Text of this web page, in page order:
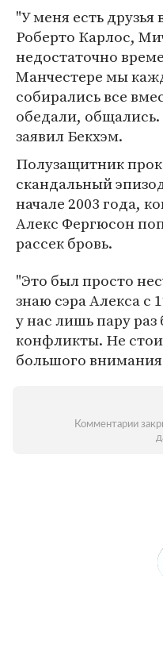
"У меня есть
Роберто Карлос,
недостаточно
Манчестере мы
собирались все
обедали,
заявил Бекхэм.
Полузащитник
скандальный
начале 2003 года,
Алекс Фергюсон
рассек бровь.
"Это был просто
знаю сэра Алекса с
у нас лишь пару
конфликты. Не
большого
Комментарии